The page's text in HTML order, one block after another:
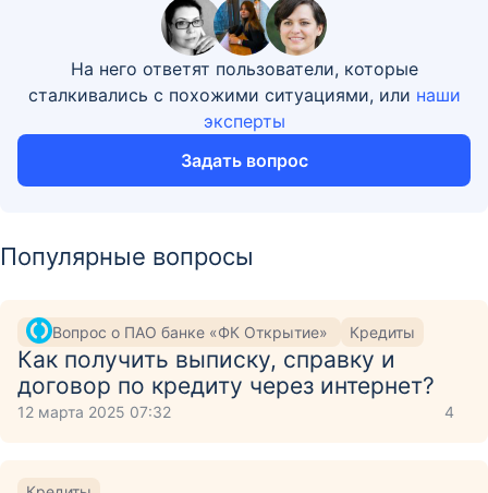
На него ответят пользователи, которые
сталкивались с похожими ситуациями, или наши
эксперты
Задать вопрос
Популярные вопросы
Вопрос о ПАО банке «ФК Открытие» Кредиты
Как получить выписку, справку и
договор по кредиту через интернет?
12 марта 2025 07:32 4